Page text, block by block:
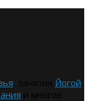
Йогой